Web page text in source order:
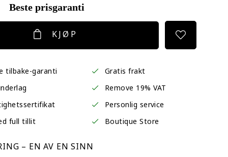
Beste prisgaranti
KJØP
tilbake-garanti
Gratis frakt
Remove 19% VAT
Personlig service
full tillit
Boutique Store
– EN AV EN SINN